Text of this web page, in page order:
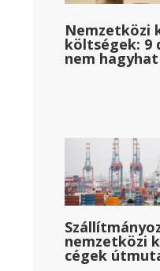
{{{mpg_adó
Nemzetközi
költségek: 9
nem
nemzetközi
cégek